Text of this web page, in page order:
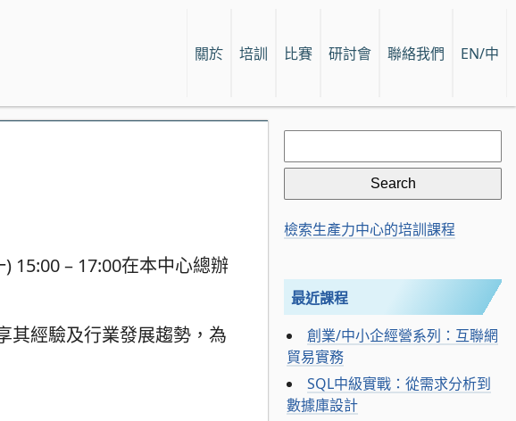
關於 培訓 比賽 研討會 聯絡我們 EN/中
15:00 – 17:00在本中心總辦
其經驗及行業發展趨勢，為
Search
for:
檢索生產力中心的培訓課程
最近課程
創業/中小企經營系列：互聯網
貿易實務
SQL中級實戰：從需求分析到
數據庫設計